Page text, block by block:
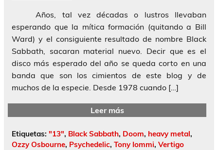
Años, tal vez décadas o lustros llevaban
esperando que la mítica formación (quitando a Bill
Ward) y el consiguiente resultado de nombre Black
Sabbath, sacaran material nuevo. Decir que es el
disco más esperado del año se queda corto en una
banda que son los cimientos de este blog y de
muchos de la especie. Desde 1978 cuando […]
Leer más
Etiquetas: "13", Black Sabbath, Doom, heavy metal,
Ozzy Osbourne, Psychedelic, Tony Iommi, Vertigo